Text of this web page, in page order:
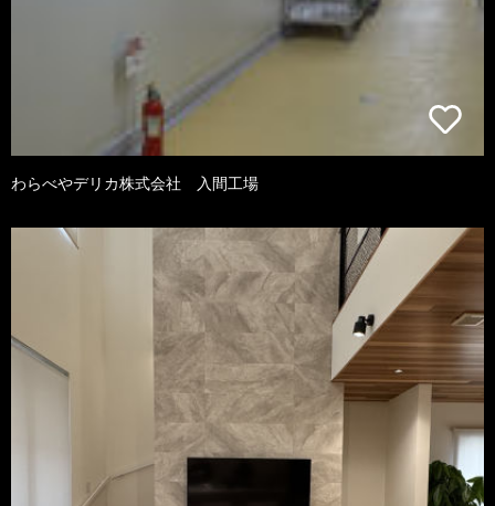
わらべやデリカ株式会社 入間工場